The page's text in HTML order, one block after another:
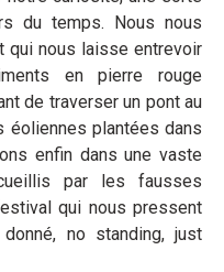
du temps. Nous nous
qui nous laisse entrevoir
en pierre rouge
de traverser un pont au
plantées dans
enfin dans une vaste
par les fausses
qui nous pressent
no standing, just